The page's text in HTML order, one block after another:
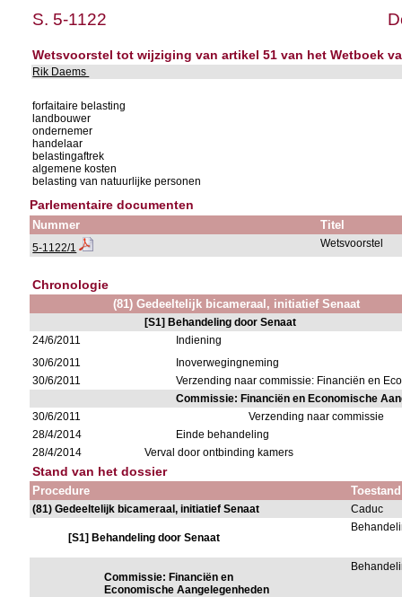
S. 5-1122
Wetsvoorstel tot wijziging van artikel 51 van het Wetboek
Rik Daems
forfaitaire belasting
landbouwer
ondernemer
handelaar
belastingaftrek
algemene kosten
belasting van natuurlijke personen
Parlementaire documenten
Nummer Titel
5-1122/1 Wetsvoorstel
Chronologie
(81) Gedeeltelijk bicameraal, initiatief Senaat
[S1] Behandeling door Senaat
24/6/2011
Indiening
30/6/2011
Inoverwegingneming
30/6/2011
Verzending naar commissie: Financiën en
Commissie: Financiën en Economische
30/6/2011
Verzending naar commissie
28/4/2014
Einde behandeling
28/4/2014
Verval door ontbinding kamers
Stand van het dossier
Procedure Toestand
(81) Gedeeltelijk bicameraal, initiatief Senaat Caduc
[S1] Behandeling door Senaat
Commissie: Financiën en
Economische Aangelegenheden